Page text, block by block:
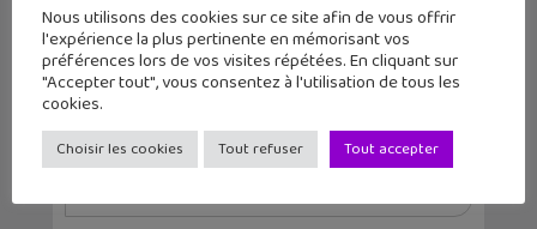
Christophe Coquis
Journaliste web et père de deux grands ados,
j'aime tester de nouvelles applications et
regarder des séries télé tard le soir.
Nous utilisons des cookies sur ce site afin de vous offrir
l'expérience la plus pertinente en mémorisant vos
préférences lors de vos visites répétées. En cliquant sur
"Accepter tout", vous consentez à l'utilisation de tous les
cookies.
Choisir les cookies Tout refuser Tout accepter